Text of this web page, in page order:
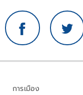
การเมือง